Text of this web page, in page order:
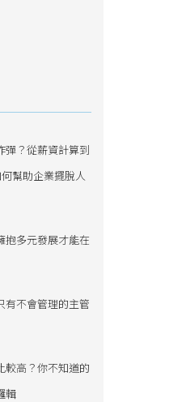
彈？從薪資計算到
幫助企業擺脫人
抱多元發展才能在
有不會管理的主管
較高？你不知道的
輯